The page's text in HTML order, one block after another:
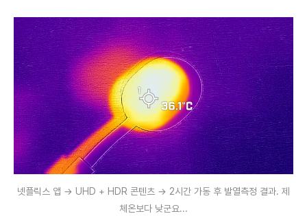
넷플릭스 앱 → UHD + HDR 콘텐츠 → 2시간 가동 후 발열측정 결과. 제
체온보다 낮군요...